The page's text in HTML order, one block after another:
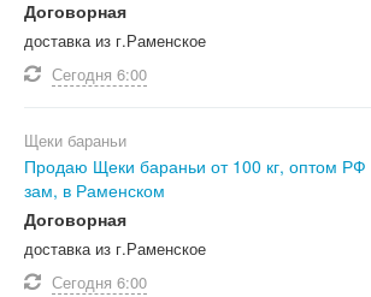
Договорная
доставка из г.Раменское
Сегодня 6:00
Щеки бараньи
Продаю Щеки бараньи от 100 кг, оптом РФ
зам, в Раменском
Договорная
доставка из г.Раменское
Сегодня 6:00